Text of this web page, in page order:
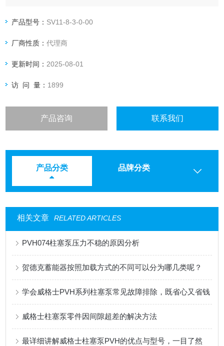
产品型号： SV11-8-3-0-00
厂商性质：代理商
更新时间： 2025-08-01
访 问 量： 1899
产品咨询 联系我们
产品分类 品牌分类
相关文章 RELATED ARTICLES
PVH074柱塞泵压力不稳的原因分析
贺德克蓄能器按照加载方式的不同可以分为哪几类呢？
学会威格士PVH系列柱塞泵常见故障排除，既省心又省钱
威格士柱塞泵零件因间隙超差的解决方法
最详细讲解威格士柱塞泵PVH的优点与型号，一目了然